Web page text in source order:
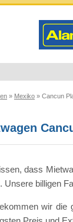
» Mexiko » Cancun
dass
Unsere billigen
wir die